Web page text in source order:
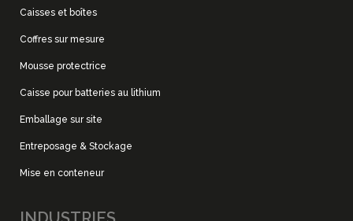
Caisses et boîtes
Coffres sur mesure
Mousse protectrice
Caisse pour batteries au lithium
Emballage sur site
Entreposage & Stockage
Mise en conteneur